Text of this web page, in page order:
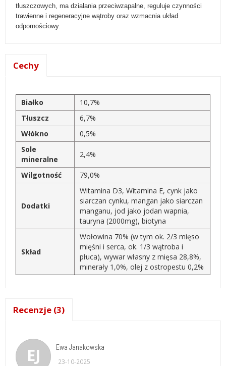
tłuszczowych, ma działania przeciwzapalne, reguluje czynności
trawienne i regeneracyjne wątroby oraz wzmacnia układ
odpornościowy.
Cechy
Białko
10,7%
Tłuszcz
6,7%
Włókno
0,5%
Sole
mineralne
2,4%
Wilgotność 79,0%
Dodatki
Witamina D3, Witamina E, cynk jako
siarczan cynku, mangan jako siarczan
manganu, jod jako jodan wapnia,
tauryna (2000mg), biotyna
Skład
Wołowina 70% (w tym ok. 2/3 mięso
mięśni i serca, ok. 1/3 wątroba i
płuca), wywar własny z mięsa 28,8%,
minerały 1,0%, olej z ostropestu 0,2%
Recenzje (3)
EJ
Ewa Janakowska
23-10-2025